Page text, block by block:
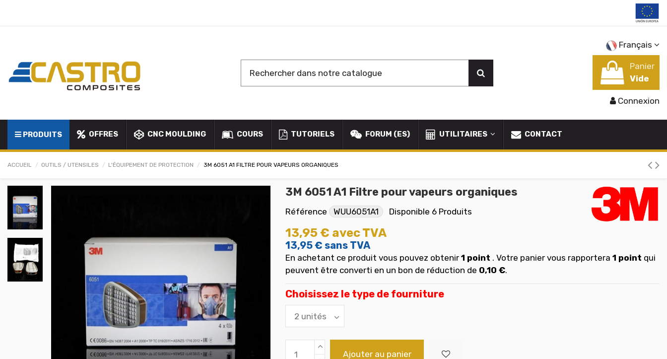
Français
Panier
Vide
Connexion
PRODUITS OFFRES CNC MOULDING COURS TUTORIELS FORUM (ES) UTILITAIRES CONTACT
ACCUEIL OUTILS / UTENSILES L'ÉQUIPEMENT DE PROTECTION 3M 6051 A1 FILTRE POUR VAPEURS ORGANIQUES
3M 6051 A1 Filtre pour vapeurs organiques
Référence WUU6051A1 Disponible 6 Produits
13,95 € avec TVA
13,95 € sans TVA
En achetant ce produit vous pouvez obtenir 1 point . Votre panier vous rapportera 1 point qui
peuvent être converti en un bon de réduction de 0,10 €.
Choisissez le type de fourniture
Ajouter au panier